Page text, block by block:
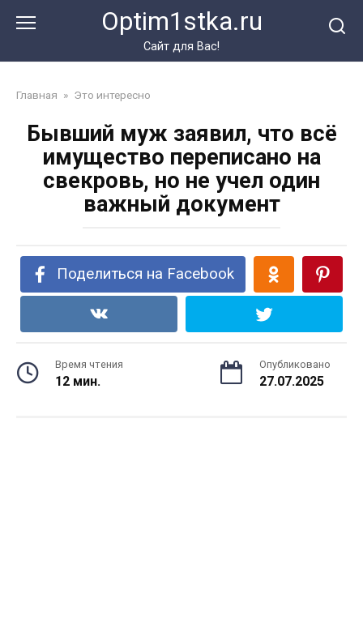
Optim1stka.ru
Сайт для Вас!
Главная » Это интересно
Бывший муж заявил, что всё
имущество переписано на
свекровь, но не учел один
важный документ
Поделиться на Facebook
Время чтения
12 мин.
Опубликовано
27.07.2025